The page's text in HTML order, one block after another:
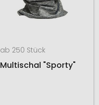
ab 250 Stück
Multischal "Sporty"